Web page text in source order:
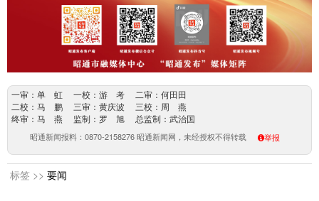
一审：单 虹 一校：游 考 二审：何田田
二校：马 鹏 三审：黄庆波 三校：周 燕
终审：马 燕 监制：罗 旭 总监制：武治国
昭通新闻报料：0870-2158276 昭通新闻网，未经授权不得转载 举报
标签 >> 要闻